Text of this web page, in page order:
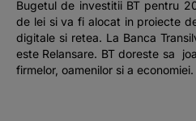
Bugetul de investitii BT pentru
de lei si va fi alocat in proiecte
digitale si retea. La Banca
este Relansare. BT doreste sa
firmelor, oamenilor si a economiei.